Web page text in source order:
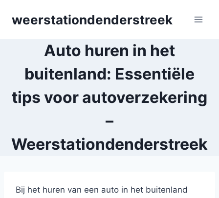
weerstationdenderstreek
Auto huren in het
buitenland: Essentiële
tips voor autoverzekering
–
Weerstationdenderstreek
Bij het huren van een auto in het buitenland